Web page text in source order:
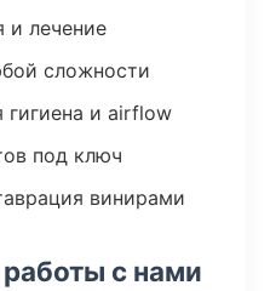
и лечение
сложности
гигиена и airflow
под ключ
винирами
с нами